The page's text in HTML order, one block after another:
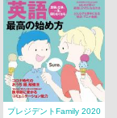
プレジデントFamily 2020